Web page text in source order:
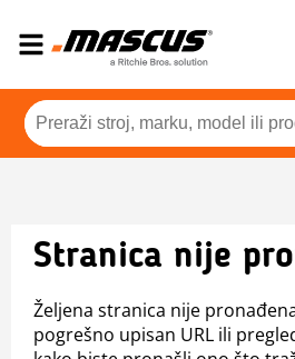
Stranica nije
Željena stranica nije
pogrešno upisan URL ili